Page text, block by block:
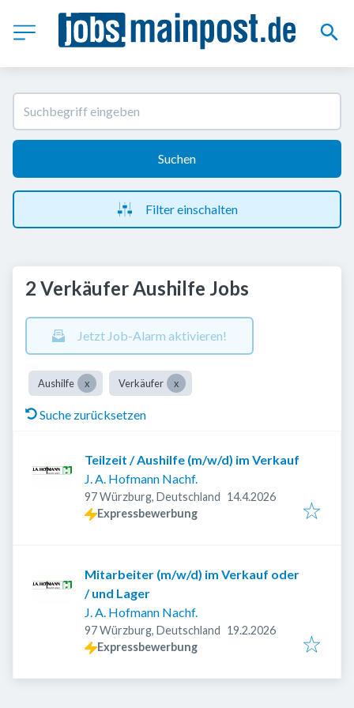
Suchen
Filter einschalten
2 Verkäufer Aushilfe Jobs
Jetzt Job-Alarm aktivieren!
Aushilfe Verkäufer
Suche zurücksetzen
Teilzeit / Aushilfe (m/w/d) im Verkauf
J. A. Hofmann Nachf.
97 Würzburg, Deutschland Veröffentlicht
14.4.2026
Expressbewerbung
Mitarbeiter (m/w/d) im Verkauf oder
/ und Lager
J. A. Hofmann Nachf.
97 Würzburg, Deutschland Veröffentlicht
19.2.2026
Expressbewerbung